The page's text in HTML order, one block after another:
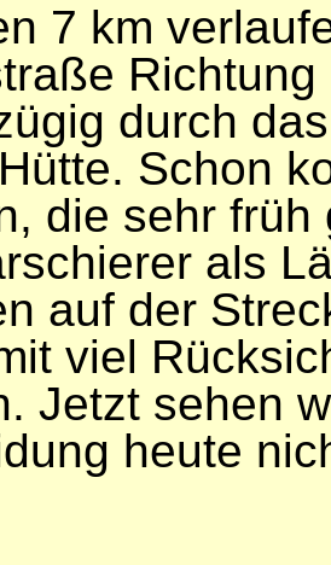
7 km
durch
Schon
die sehr
als
auf der
viel
Jetzt sehen
heute